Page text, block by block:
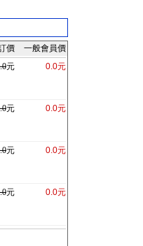
價
一般會員價
元 0.0元
元 0.0元
元 0.0元
元 0.0元